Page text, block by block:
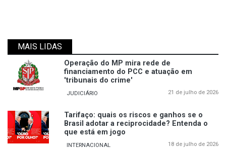
MAIS LIDAS
Operação do MP mira rede de
financiamento do PCC e atuação em
'tribunais do crime'
JUDICIÁRIO 21 de julho de 2026
Tarifaço: quais os riscos e ganhos se o
Brasil adotar a reciprocidade? Entenda o
que está em jogo
INTERNACIONAL 18 de julho de 2026